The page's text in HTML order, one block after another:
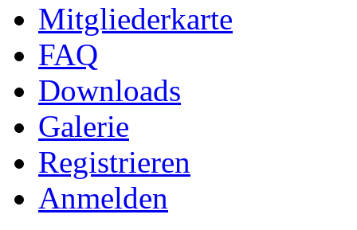
Mitgliederkarte
FAQ
Downloads
Galerie
Registrieren
Anmelden